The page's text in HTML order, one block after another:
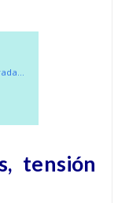
tensión